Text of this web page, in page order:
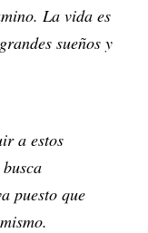
La vida es
sueños y
a estos
puesto que